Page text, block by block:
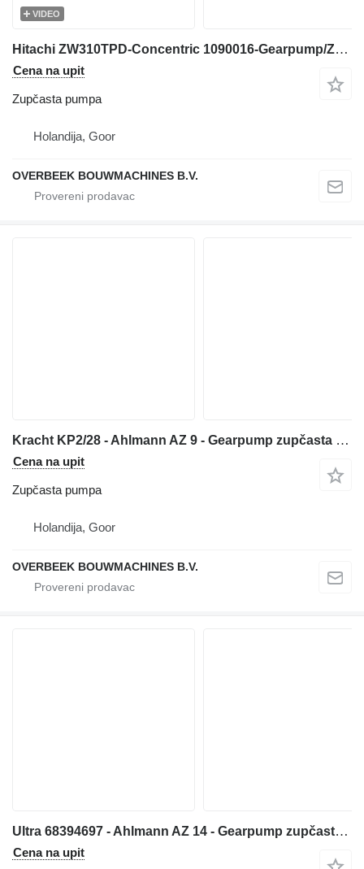
VIDEO
Hitachi ZW310TPD-Concentric 1090016-Gearpump/Zahnradpumpe zupčasta pumpa za prednjeg utovarivača
Cena na upit
Zupčasta pumpa
Holandija, Goor
OVERBEEK BOUWMACHINES B.V.
Kracht KP2/28 - Ahlmann AZ 9 - Gearpump zupčasta pumpa za prednjeg utovarivača
Cena na upit
Zupčasta pumpa
Holandija, Goor
OVERBEEK BOUWMACHINES B.V.
Ultra 68394697 - Ahlmann AZ 14 - Gearpump zupčasta pumpa za prednjeg utovarivača
Cena na upit